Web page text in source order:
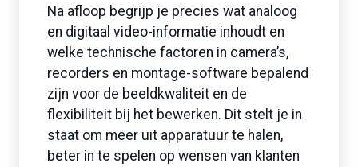
Na afloop begrijp je precies wat analoog
en digitaal video-informatie inhoudt en
welke technische factoren in camera’s,
recorders en montage-software bepalend
zijn voor de beeldkwaliteit en de
flexibiliteit bij het bewerken. Dit stelt je in
staat om meer uit apparatuur te halen,
beter in te spelen op wensen van klanten